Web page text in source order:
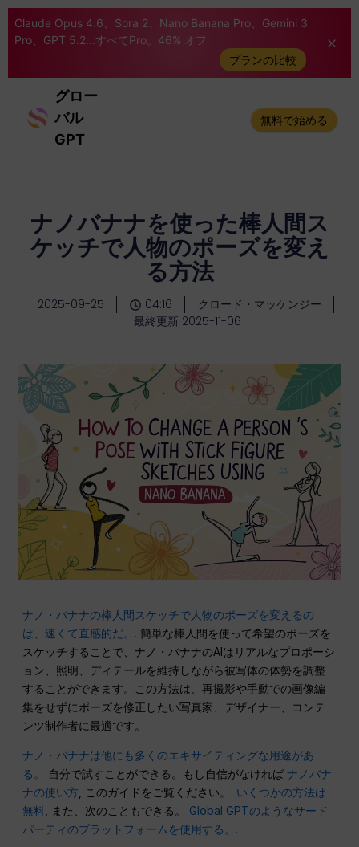
Claude Opus 4.6、Sora 2、Nano Banana Pro、Gemini 3
Pro、GPT 5.2...すべてPro。46% オフ
プランの比較
グロー
バル
GPT
無料で始める
ナノバナナを使った棒人間ス
ケッチで人物のポーズを変え
る方法
2025-09-25 04:16
クロード・マッケンジー
最終更新 2025-11-06
ナノ・バナナの棒人間スケッチで人物のポーズを変えるの
は、速くて直感的だ。. 簡単な棒人間を使って希望のポーズを
スケッチすることで、ナノ・バナナのAIはリアルなプロポーシ
ョン、照明、ディテールを維持しながら被写体の体勢を調整
することができます。この方法は、再撮影や手動での画像編
集をせずにポーズを修正したい写真家、デザイナー、コンテ
ンツ制作者に最適です。.
ナノ・バナナは他にも多くのエキサイティングな用途があ
る。
自分で試すことができる。もし自信がなければ ナノバナ
ナの使い方 , このガイドをご覧ください。. いくつかの方法は
無料 , また、次のこともできる。 Global GPTのようなサード
パーティのプラットフォームを使用する。.